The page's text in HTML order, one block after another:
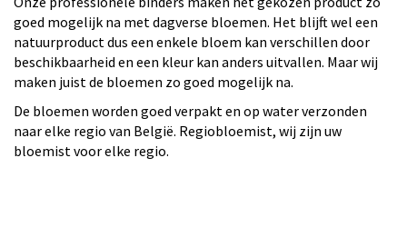
goed mogelijk na met dagverse bloemen. Het blijft wel een
natuurproduct dus een enkele bloem kan verschillen door
beschikbaarheid en een kleur kan anders uitvallen. Maar wij
maken juist de bloemen zo goed mogelijk na.
De bloemen worden goed verpakt en op water verzonden
naar elke regio van België. Regiobloemist, wij zijn uw
bloemist voor elke regio.